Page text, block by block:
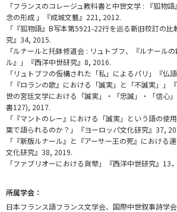
「フランスのコレージュ教科書と中世文学 : 『狐物
念の形成 」『成城文藝』221, 2012.
「『狐物語』B写本第5921-22行を巡る新旧校訂の
究』34, 2015.
「ルナールと托鉢修道会 : リュトブフ、『ルナール
ル』」『西洋中世研究』8, 2016.
「リュトブフの仮構された「私」によるパリ」『仏
「『ロランの歌』における「誠実」と「不誠実」
世の宮廷文学における「誠実」・「忠誠」・「信心
書127), 2017.
「『マントのレー』における「誠実」という語の使
葉で語られるのか？」『ヨーロッパ文化研究』37,
「『新版ルナール』と『アーサー王の死』における
文化研究』38, 2019.
「ファブリオーにおける貨幣」『西洋中世研究』13
所属学会：
日本フランス語フランス文学会、国際中世叙事詩学